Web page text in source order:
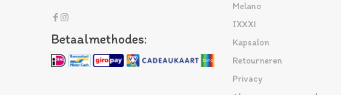
Betaalmethodes:
Melano
IXXXI
Kapsalon
Retourneren
Privacy